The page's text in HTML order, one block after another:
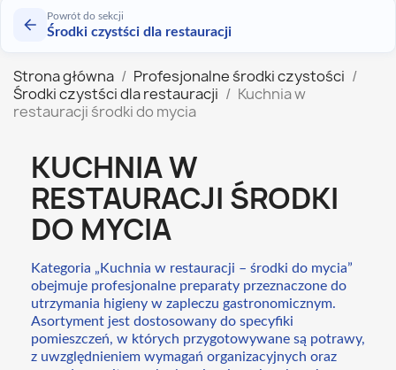
Powrót do sekcji
Środki czystści dla restauracji
Strona główna
Profesjonalne środki czystości
Środki czystści dla restauracji
Kuchnia w
restauracji środki do mycia
KUCHNIA W
RESTAURACJI ŚRODKI
DO MYCIA
Kategoria „Kuchnia w restauracji – środki do mycia”
obejmuje profesjonalne preparaty przeznaczone do
utrzymania higieny w zapleczu gastronomicznym.
Asortyment jest dostosowany do specyfiki
pomieszczeń, w których przygotowywane są potrawy,
z uwzględnieniem wymagań organizacyjnych oraz